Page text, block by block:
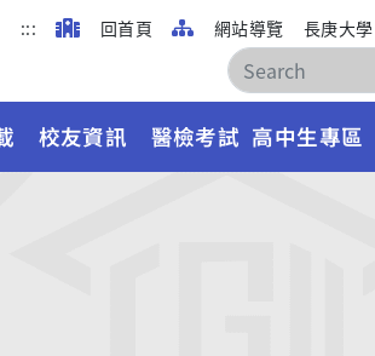
::: 回首頁 網站導覽 長庚大學
校友資訊 醫檢考試 高中生專區